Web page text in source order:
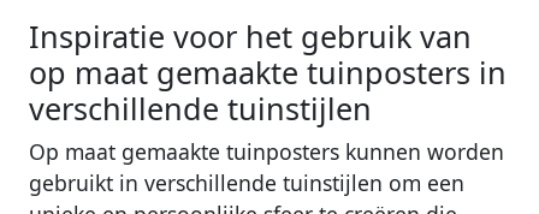
Inspiratie voor het gebruik van
op maat gemaakte tuinposters in
verschillende tuinstijlen
Op maat gemaakte tuinposters kunnen worden
gebruikt in verschillende tuinstijlen om een